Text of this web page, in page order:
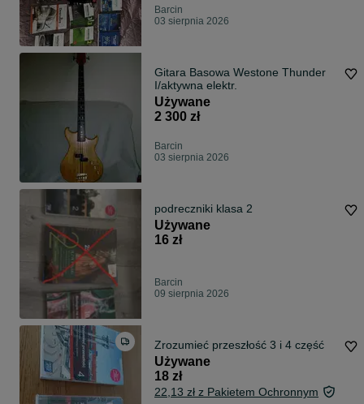
Barcin
03 sierpnia 2026
Gitara Basowa Westone Thunder
I/aktywna elektr.
Używane
2 300 zł
Barcin
03 sierpnia 2026
podreczniki klasa 2
Używane
16 zł
Barcin
09 sierpnia 2026
Zrozumieć przeszłość 3 i 4 część
Używane
18 zł
22,13 zł z Pakietem Ochronnym